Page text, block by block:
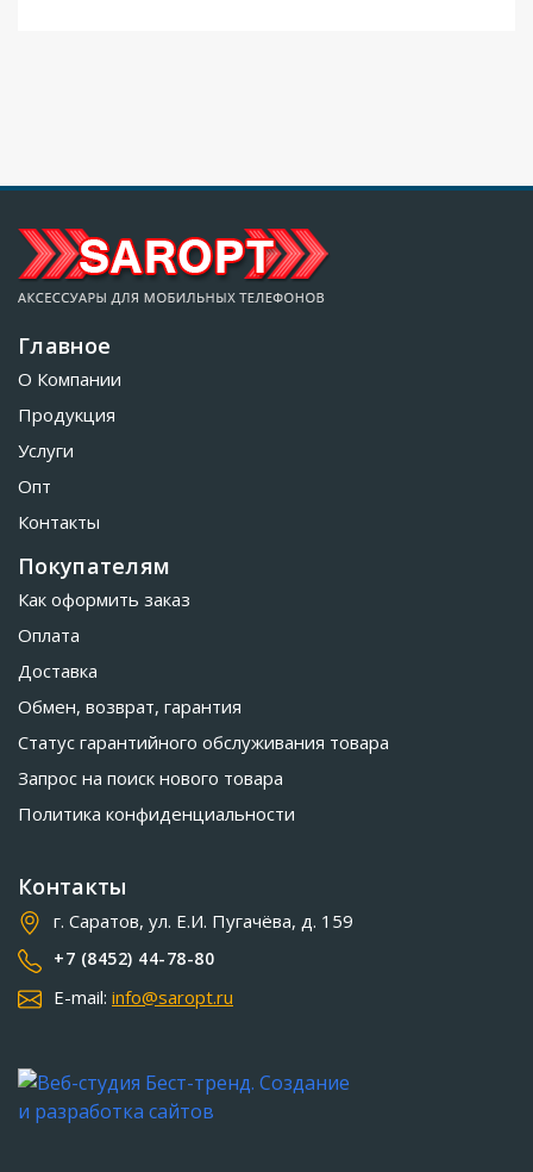
Главное
О Компании
Продукция
Услуги
Опт
Контакты
Покупателям
Как оформить заказ
Оплата
Доставка
Обмен, возврат, гарантия
Статус гарантийного обслуживания товара
Запрос на поиск нового товара
Политика конфиденциальности
Контакты
г. Саратов, ул. Е.И. Пугачёва, д. 159
+7 (8452) 44-78-80
E-mail: info@saropt.ru